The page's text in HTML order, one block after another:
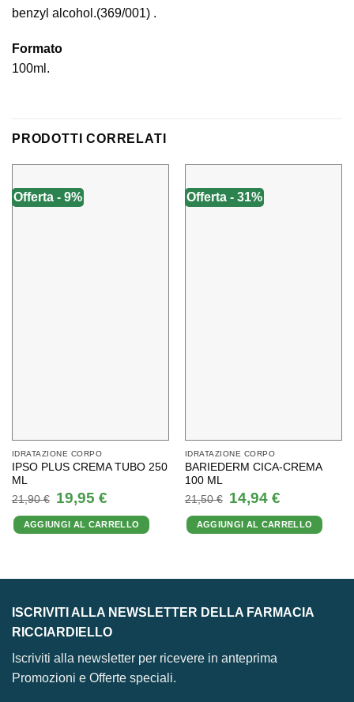
benzyl alcohol.(369/001) .
Formato
100ml.
PRODOTTI CORRELATI
Offerta - 9%
IDRATAZIONE CORPO
IPSO PLUS CREMA TUBO 250
ML
21,90€
Il
prezzo
originale
era:
21,90 €.
19,95 €Il
prezzo
attuale
è:
19,95 €.
AGGIUNGI AL CARRELLO
Offerta - 31%
IDRATAZIONE CORPO
BARIEDERM CICA-CREMA
100 ML
21,50€
Il
prezzo
originale
era:
21,50 €.
14,94 €Il
prezzo
attuale
è:
14,94 €.
AGGIUNGI AL CARRELLO
ISCRIVITI ALLA NEWSLETTER DELLA FARMACIA
RICCIARDIELLO
Iscriviti alla newsletter per ricevere in anteprima
Promozioni e Offerte speciali.